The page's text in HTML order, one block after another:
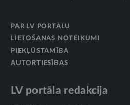
PAR LV PORTĀLU
LIETOŠANAS NOTEIKUMI
PIEKĻŪSTAMĪBA
AUTORTIESĪBAS
LV portāla redakcija